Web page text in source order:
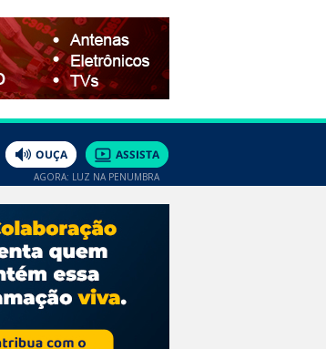
AGORA: LUZ NA PENUMBRA